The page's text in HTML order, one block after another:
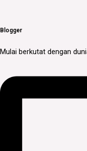
Blogger
Mulai berkutat dengan